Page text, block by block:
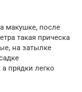
макушке, после
такая прическа
на затылке
прядки легко